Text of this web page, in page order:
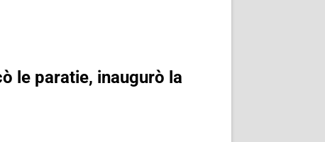
le paratie, inaugurò la